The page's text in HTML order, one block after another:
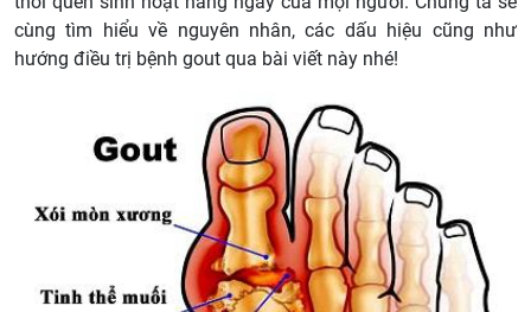
cùng tìm hiểu về nguyên nhân, các dấu hiệu cũng như
hướng điều trị bệnh gout qua bài viết này nhé!